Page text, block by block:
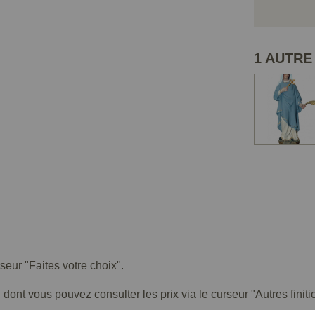
1
"Faites votre choix".
vous pouvez consulter les prix via le curseur "Autres